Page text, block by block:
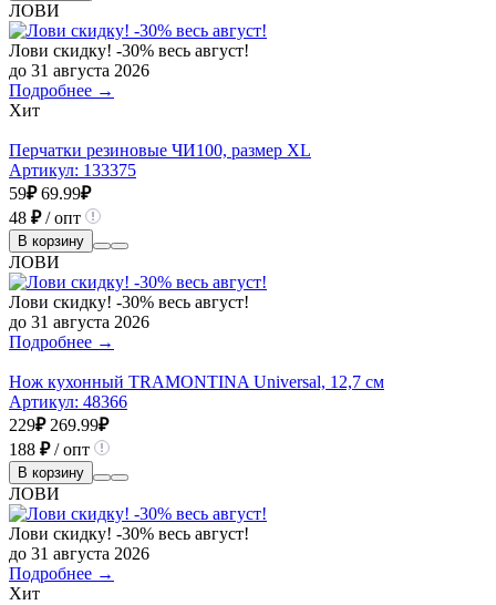
ЛОВИ
Лови скидку! -30% весь август!
до 31 августа 2026
Подробнее →
Хит
Перчатки резиновые ЧИ100, размер XL
Артикул: 133375
59₽ 69.99₽
48 ₽/ опт
В корзину
ЛОВИ
Лови скидку! -30% весь август!
до 31 августа 2026
Подробнее →
Нож кухонный TRAMONTINA Universal, 12,7 см
Артикул: 48366
229₽ 269.99₽
188 ₽/ опт
В корзину
ЛОВИ
Лови скидку! -30% весь август!
до 31 августа 2026
Подробнее →
Хит